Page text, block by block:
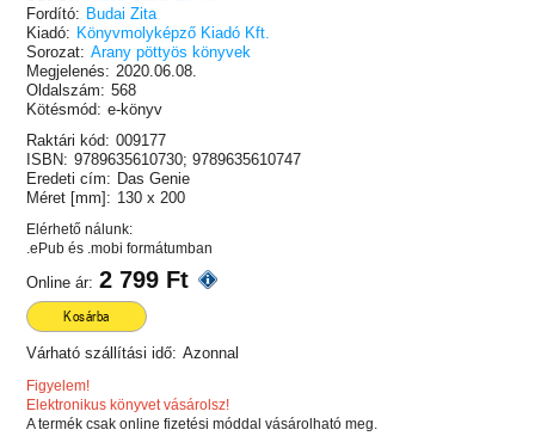
Fordító: Budai Zita
Kiadó: Könyvmolyképző Kiadó Kft.
Sorozat: Arany pöttyös könyvek
Megjelenés: 2020.06.08.
Oldalszám: 568
Kötésmód: e-könyv
Raktári kód: 009177
ISBN: 9789635610730; 9789635610747
Eredeti cím: Das Genie
Méret [mm]: 130 x 200
Elérhető nálunk:
.ePub és .mobi formátumban
Online ár: 2 799 Ft
Kosárba
Várható szállítási idő: Azonnal
Figyelem!
Elektronikus könyvet vásárolsz!
A termék csak online fizetési móddal vásárolható meg.